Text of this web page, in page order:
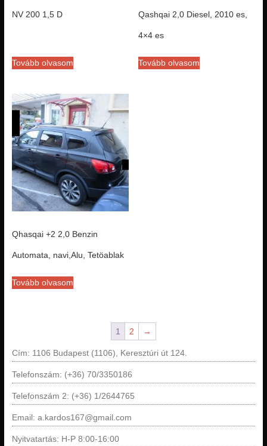
NV 200 1,5 D
Tovább olvasom
Qashqai 2,0 Diesel, 2010 es,
4×4 es
Tovább olvasom
Qhasqai +2 2,0 Benzin
Automata, navi,Alu, Tetöablak
Tovább olvasom
1 2 →
Cím: 1106 Budapest (1106), Keresztúri út 124.
Telefonszám: (+36) 70/3350186
Telefonszám 2: (+36) 1/2644765
Email: a.kardos167@gmail.com
Nyitvatartás: H-P 8:00-16:00